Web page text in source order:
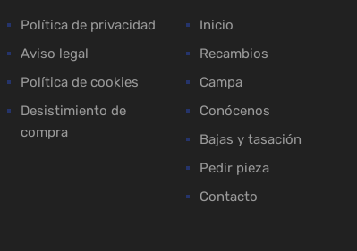
Política de privacidad
Aviso legal
Política de cookies
Desistimiento de
compra
Inicio
Recambios
Campa
Conócenos
Bajas y tasación
Pedir pieza
Contacto